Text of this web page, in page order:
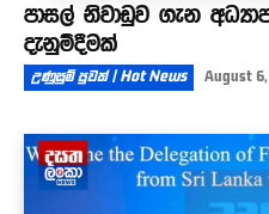
පාසල් නිවාඩුව ගැන
දැනුම්දීමක්
උණුසුම් පුවත් | Hot News August